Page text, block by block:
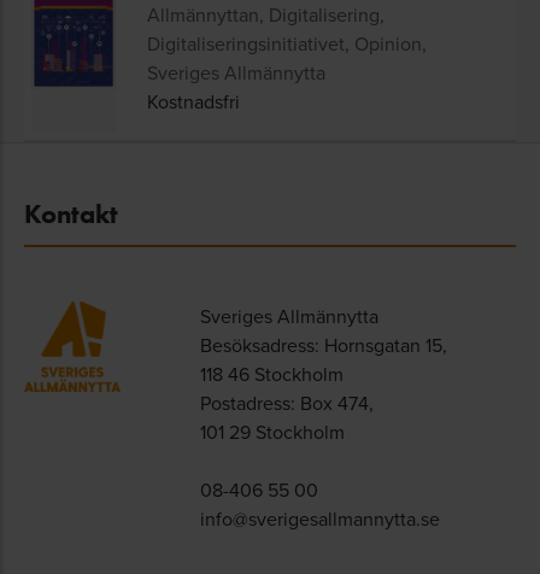
Allmännyttan, Digitalisering,
Digitaliseringsinitiativet, Opinion,
Sveriges Allmännytta
Kostnadsfri
Kontakt
Sveriges Allmännytta
Besöksadress: Hornsgatan 15,
118 46 Stockholm
Postadress: Box 474,
101 29 Stockholm
08-406 55 00
info@sverigesallmannytta.se